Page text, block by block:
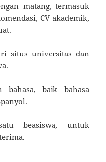
matang, termasuk
CV akademik,
situs universitas dan
bahasa, baik bahasa
beasiswa, untuk